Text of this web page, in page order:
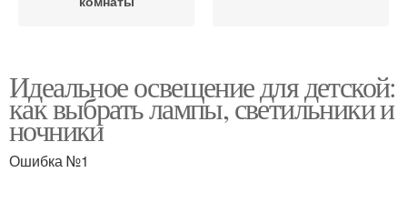
Идеальное освещение для детской:
как выбрать лампы, светильники и
ночники
Ошибка №1